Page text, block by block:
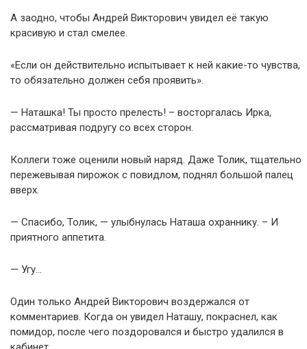
А заодно, чтобы Андрей Викторович увидел её такую
красивую и стал смелее.
«Если он действительно испытывает к ней какие-то чувства,
то обязательно должен себя проявить».
— Наташка! Ты просто прелесть! – восторгалась Ирка,
рассматривая подругу со всех сторон.
Коллеги тоже оценили новый наряд. Даже Толик, тщательно
пережевывая пирожок с повидлом, поднял большой палец
вверх.
— Спасибо, Толик, — улыбнулась Наташа охраннику. – И
приятного аппетита.
— Угу…
Один только Андрей Викторович воздержался от
комментариев. Когда он увидел Наташу, покраснел, как
помидор, после чего поздоровался и быстро удалился в